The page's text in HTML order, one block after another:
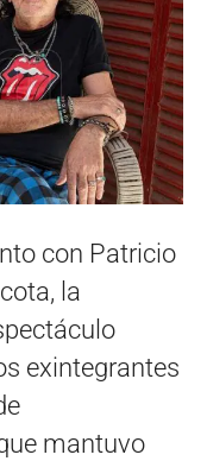
con Patricio
la
exintegrantes
mantuvo